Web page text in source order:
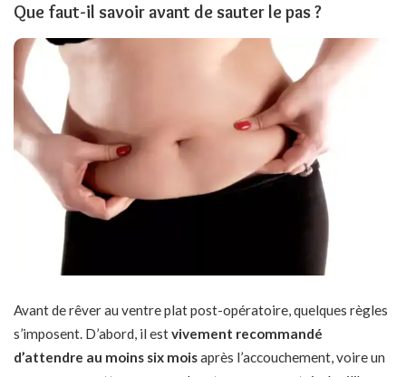
Que faut-il savoir avant de sauter le pas ?
Avant de rêver au ventre plat post-opératoire, quelques règles
s’imposent. D’abord, il estvivement recommandé
d’attendre au moins six moisaprès l’accouchement, voire un